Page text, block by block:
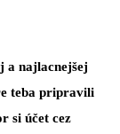
a najlacnejšej
teba pripravili
si účet cez